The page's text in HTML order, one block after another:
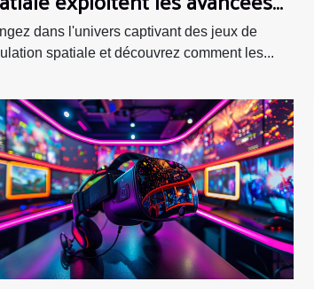
en matière de VR
dans l'univers captivant des jeux de
spatiale et découvrez comment les...